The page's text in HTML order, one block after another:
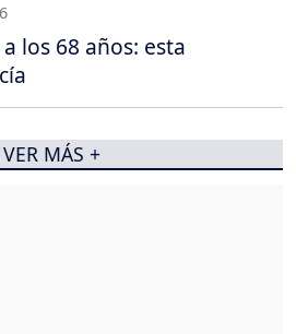
los 68 años: esta
VER MÁS +